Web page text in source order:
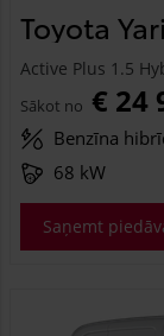
Toyota
Active Plus 1.5
Sākot no € 24
Benzīna
68 kW
Saņemt